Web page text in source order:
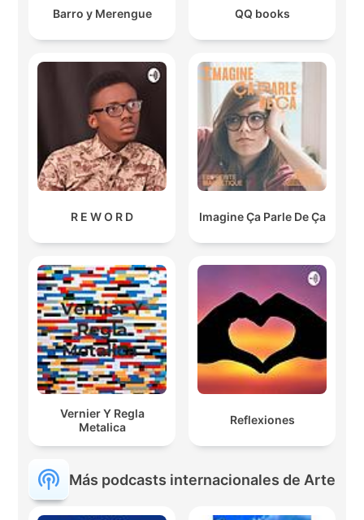
Barro y Merengue QQ books
R E W O R D Imagine Ça Parle De Ça
Vernier Y Regla
Metalica
Reflexiones
Más podcasts internacionales de Arte